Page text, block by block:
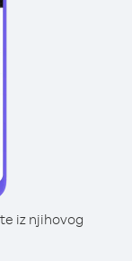
iz njihovog